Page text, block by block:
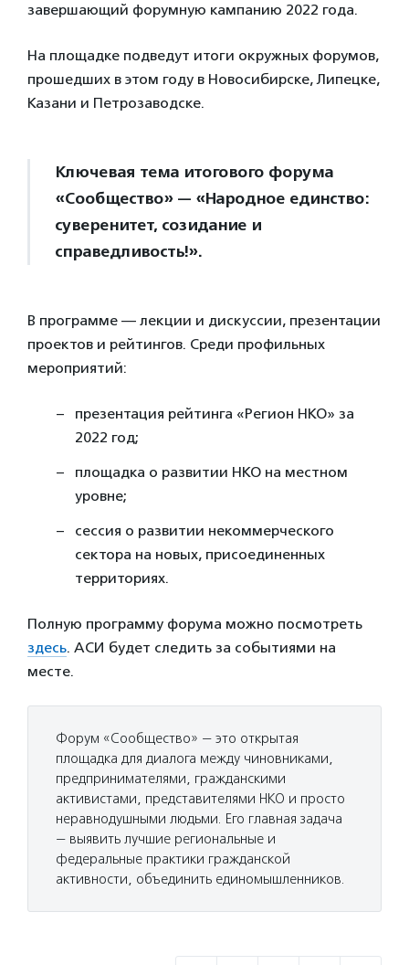
завершающий форумную кампанию 2022 года.
На площадке подведут итоги окружных форумов,
прошедших в этом году в Новосибирске, Липецке,
Казани и Петрозаводске.
Ключевая тема итогового форума
«Сообщество» — «Народное единство:
суверенитет, созидание и
справедливость!».
В программе — лекции и дискуссии, презентации
проектов и рейтингов. Среди профильных
мероприятий:
презентация рейтинга «Регион НКО» за
2022 год;
площадка о развитии НКО на местном
уровне;
сессия о развитии некоммерческого
сектора на новых, присоединенных
территориях.
Полную программу форума можно посмотреть
здесь. АСИ будет следить за событиями на
месте.
Форум «Сообщество» — это открытая
площадка для диалога между чиновниками,
предпринимателями, гражданскими
активистами, представителями НКО и просто
неравнодушными людьми. Его главная задача
— выявить лучшие региональные и
федеральные практики гражданской
активности, объединить единомышленников.